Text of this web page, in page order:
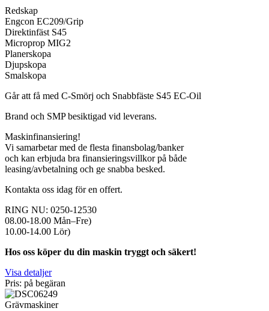
Redskap
Engcon EC209/Grip
Direktinfäst S45
Microprop MIG2
Planerskopa
Djupskopa
Smalskopa
Går att få med C-Smörj och Snabbfäste S45 EC-Oil
Brand och SMP besiktigad vid leverans.
Maskinfinansiering!
Vi samarbetar med de flesta finansbolag/banker
och kan erbjuda bra finansieringsvillkor på både
leasing/avbetalning och ge snabba besked.
Kontakta oss idag för en offert.
RING NU: 0250-12530
08.00-18.00 Mån–Fre)
10.00-14.00 Lör)
Hos oss köper du din maskin tryggt och säkert!
Visa detaljer
Pris: på begäran
Grävmaskiner